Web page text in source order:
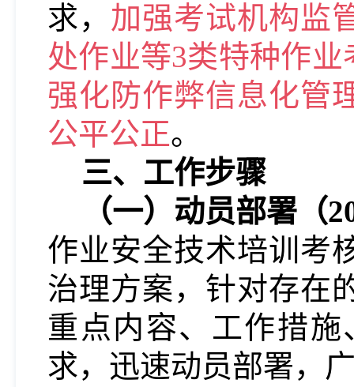
求， 加强考试机构监
处作业等3类特种作
强化防作弊信息化管
公平公正。
三、工作步骤
（一）动员部署（
作业安全技术培训考
治理方案，针对存在
重点内容、工作措
求，迅速动员部署，